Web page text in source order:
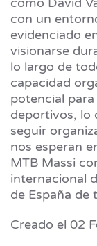
con un
evidenciado
visionarse
lo largo de
capacidad
potencial
deportivos, lo
seguir
nos esperan
MTB Massi
internacional
de España de
Creado el 02